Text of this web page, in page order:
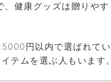
、健康グッズは贈りやす
円以内で選ばれてい
テムを選ぶ人もいます。